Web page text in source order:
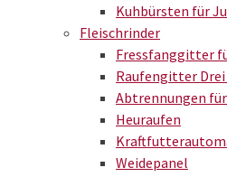
Kuhbürsten für
Fleischrinder
Fressfanggitter
Raufengitter Drei
Abtrennungen
Heuraufen
Weidepanel